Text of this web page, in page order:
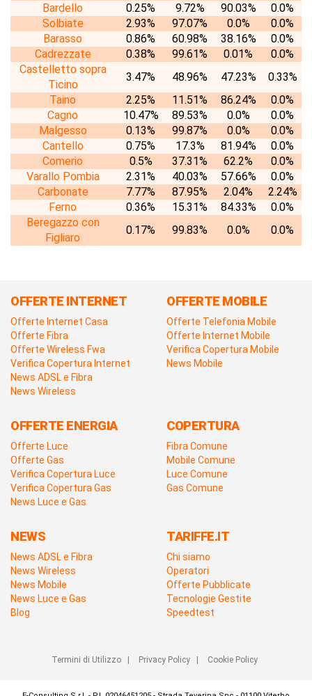
Bardello
0.25% 9.72% 90.03%
0.0%
Solbiate
2.93% 97.07% 0.0%
0.0%
Barasso
0.86% 60.98% 38.16%
0.0%
Cadrezzate
0.38% 99.61% 0.01%
0.0%
Castelletto sopra
Ticino
3.47% 48.96% 47.23%
0.33%
Taino
2.25% 11.51% 86.24%
0.0%
Cagno
10.47% 89.53% 0.0%
0.0%
Malgesso
0.13% 99.87% 0.0%
0.0%
Cantello
0.75% 17.3% 81.94%
0.0%
Comerio
0.5% 37.31% 62.2%
0.0%
Varallo Pombia
2.31% 40.03% 57.66%
0.0%
Carbonate
7.77% 87.95% 2.04%
2.24%
Ferno
0.36% 15.31% 84.33%
0.0%
Beregazzo con
Figliaro
0.17% 99.83% 0.0% 0.0%
OFFERTE INTERNET
Offerte Internet Casa
Offerte Fibra
Offerte Wireless Fwa
Verifica Copertura Internet
News ADSL e Fibra
News Wireless
OFFERTE MOBILE
Offerte Telefonia Mobile
Offerte Internet Mobile
Verifica Copertura Mobile
News Mobile
OFFERTE ENERGIA
Offerte Luce
Offerte Gas
Verifica Copertura Luce
Verifica Copertura Gas
News Luce e Gas
COPERTURA
Fibra Comune
Mobile Comune
Luce Comune
Gas Comune
NEWS
News ADSL e Fibra
News Wireless
News Mobile
News Luce e Gas
Blog
TARIFFE.IT
Chi siamo
Operatori
Offerte Pubblicate
Tecnologie Gestite
Speedtest
Termini di Utilizzo| Privacy Policy| Cookie Policy